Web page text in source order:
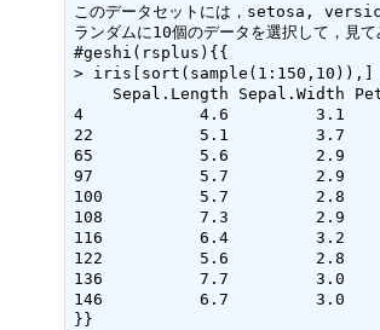
このデータセットには，setosa,
ランダムに10個のデータを選択して，見て
#geshi(rsplus){{
> iris[sort(sample(1:150,10)),]
Sepal.Length Sepal.Width
4            4.6         3.1
22           5.1         3.7
65           5.6         2.9
97           5.7         2.9
100          5.7         2.8
108          7.3         2.9
116          6.4         3.2
122          5.6         2.8
136          7.7         3.0
146          6.7         3.0
}}